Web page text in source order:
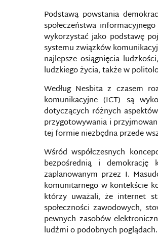
Podstawą powstania
społeczeństwa
wykorzystać jako podstawę
systemu związków
najlepsze osiągnięcia
ludzkiego życia, także w
Według Nesbita z czasem
komunikacyjne (ICT) są
dotyczących różnych
przygotowywania i
tej formie niezbędna przede
Wśród współczesnych
bezpośrednią i demokrację
zaplanowanym przez I.
komunitarnego w kontekście
którzy uważali, że internet
społeczności zawodowych,
pewnych zasobów
ludźmi o podobnych poglądach.